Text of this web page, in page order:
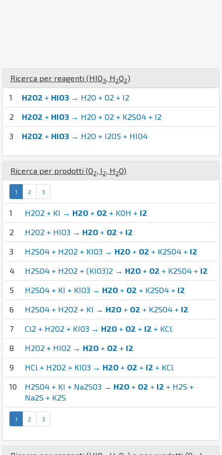
Ricerca per reagenti (HIO3, H 2O2)
1 H2O2 + HIO3 → H2O + O2 + I2
2 H2O2 + HIO3 → H2O + O2 + K2SO4 + I2
3 H2O2 + HIO3 → H2O + I2O5 + HIO4
Ricerca per prodotti (O2, I 2, H 2O)
1 2 3
1 H2O2 + KI → H2O + O2 + KOH + I2
2 H2O2 + HIO3 → H2O + O2 + I2
3 H2SO4 + H2O2 + KIO3 → H2O + O2 + K2SO4 + I2
4 H2SO4 + H2O2 + (KIO3)2 → H2O + O2 + K2SO4 + I2
5 H2SO4 + KI + KIO3 → H2O + O2 + K2SO4 + I2
6 H2SO4 + H2O2 + KI → H2O + O2 + K2SO4 + I2
7 Cl2 + H2O2 + KIO3 → H2O + O2 + I2 + KCl
8 H2O2 + HIO2 → H2O + O2 + I2
9 HCl + H2O2 + KIO3 → H2O + O2 + I2 + KCl
10 H2SO4 + KI + Na2SO3 → H2O + O2 + I2 + H2S +
Na2S + K2S
1 2 3